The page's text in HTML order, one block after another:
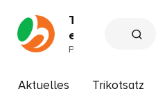
T
e
a
P
Aktuelles Trikotsatz